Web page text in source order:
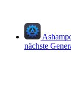
nächste